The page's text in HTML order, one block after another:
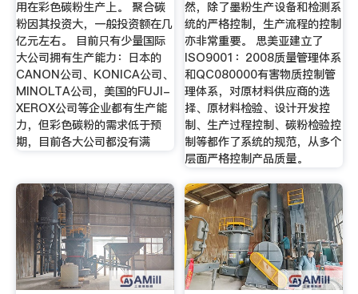
用在彩色碳粉生产上。 聚合碳
粉因其投资大，一般投资额在几
亿元左右。 目前只有少量国际
大公司拥有生产能力：日本的
CANON公司、KONICA公司、
MINOLTA公司，美国的FUJI-
XEROX公司等企业都有生产能
力，但彩色碳粉的需求低于预
期，目前各大公司都没有满
然，除了墨粉生产设备和检测系
统的严格控制，生产流程的控制
亦非常重要。 思美亚建立了
ISO9001：2008质量管理体系
和QC080000有害物质控制管
理体系，对原材料供应商的选
择、原材料检验、设计开发控
制、生产过程控制、碳粉检验控
制等都作了系统的规范，从多个
层面严格控制产品质量。